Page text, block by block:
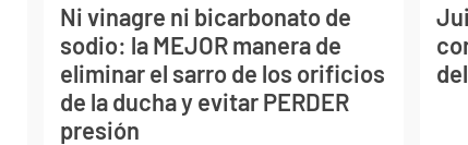
Ni vinagre ni bicarbonato de
sodio: la MEJOR manera de
eliminar el sarro de los orificios
de la ducha y evitar PERDER
presión